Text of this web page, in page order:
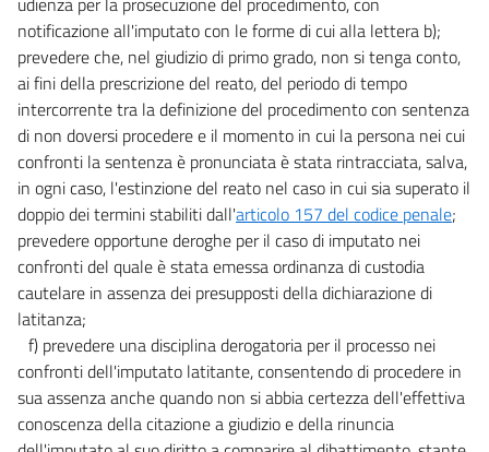
notificazione all'imputato con le forme di cui alla lettera b);
prevedere che, nel giudizio di primo grado, non si tenga conto,
ai fini della prescrizione del reato, del periodo di tempo
intercorrente tra la definizione del procedimento con sentenza
di non doversi procedere e il momento in cui la persona nei cui
confronti la sentenza è pronunciata è stata rintracciata, salva,
in ogni caso, l'estinzione del reato nel caso in cui sia superato il
doppio dei termini stabiliti dall'articolo 157 del codice penale;
prevedere opportune deroghe per il caso di imputato nei
confronti del quale è stata emessa ordinanza di custodia
cautelare in assenza dei presupposti della dichiarazione di
latitanza;
f) prevedere una disciplina derogatoria per il processo nei
confronti dell'imputato latitante, consentendo di procedere in
sua assenza anche quando non si abbia certezza dell'effettiva
conoscenza della citazione a giudizio e della rinuncia